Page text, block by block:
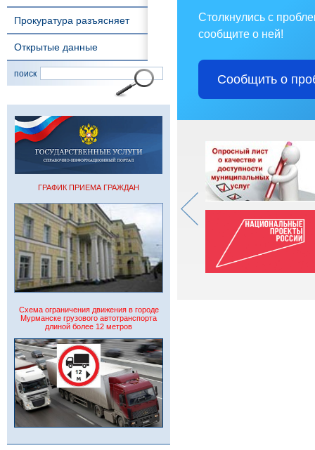
Прокуратура разъясняет
Открытые данные
поиск
ГРАФИК ПРИЕМА ГРАЖДАН
Схема ограничения движения в городе
Мурманске грузового автотранспорта
длиной более 12 метров
Столкнулись с
сообщите о ней!
Сообщить о